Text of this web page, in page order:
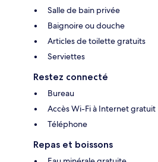
Salle de bain privée
Baignoire ou douche
Articles de toilette gratuits
Serviettes
Restez connecté
Bureau
Accès Wi-Fi à Internet gratuit
Téléphone
Repas et boissons